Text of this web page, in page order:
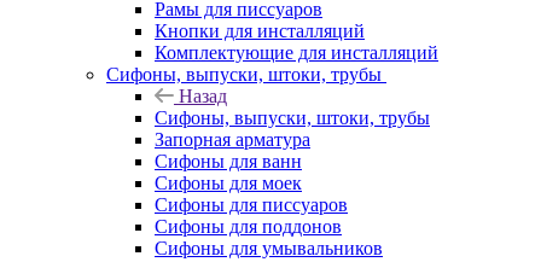
Рамы для писсуаров
Кнопки для инсталляций
Комплектующие для инсталляций
Сифоны, выпуски, штоки, трубы
Назад
Сифоны, выпуски, штоки, трубы
Запорная арматура
Сифоны для ванн
Сифоны для моек
Сифоны для писсуаров
Сифоны для поддонов
Сифоны для умывальников